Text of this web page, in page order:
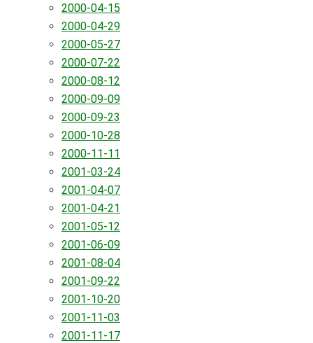
2000-04-15
2000-04-29
2000-05-27
2000-07-22
2000-08-12
2000-09-09
2000-09-23
2000-10-28
2000-11-11
2001-03-24
2001-04-07
2001-04-21
2001-05-12
2001-06-09
2001-08-04
2001-09-22
2001-10-20
2001-11-03
2001-11-17